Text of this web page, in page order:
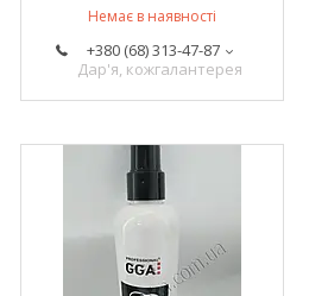
Немає в наявності
+380 (68) 313-47-87
Дар'я, кожгалантерея